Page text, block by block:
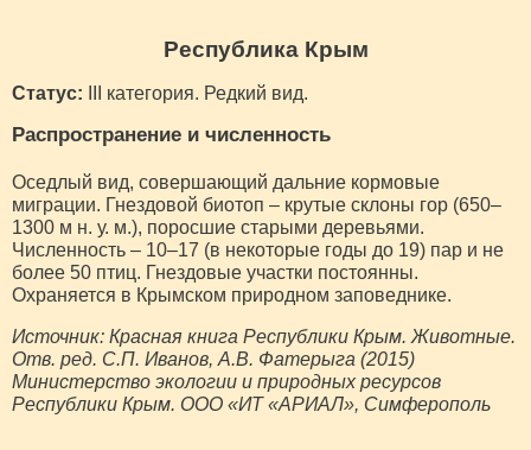
Республика Крым
Статус: III категория. Редкий вид.
Распространение и численность
Оседлый вид, совершающий дальние кормовые
миграции. Гнездовой биотоп – крутые склоны гор (650–
1300 м н. у. м.), поросшие старыми деревьями.
Численность – 10–17 (в некоторые годы до 19) пар и не
более 50 птиц. Гнездовые участки постоянны.
Охраняется в Крымском природном заповеднике.
Источник: Красная книга Республики Крым. Животные.
Отв. ред. С.П. Иванов, А.В. Фатерыга (2015)
Министерство экологии и природных ресурсов
Республики Крым. ООО «ИТ «АРИАЛ», Симферополь